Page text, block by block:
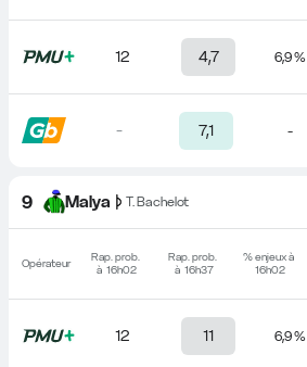
12 4,7 6,9 %
- 7,1 -
9 Malya T. Bachelot
Opérateur
Rap. prob.
à 16h02
Rap. prob.
à 16h37
% enjeux à
16h02
12 11 6,9 %